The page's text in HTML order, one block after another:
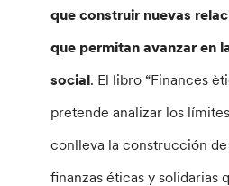
que construir nuevas
que permitan avanzar en
social. El libro “Finances
pretende analizar los
conlleva la construcción
finanzas éticas y solidarias